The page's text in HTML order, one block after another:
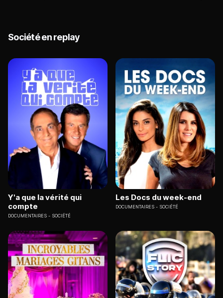
Société en replay
Y'a que la vérité qui
compte
DOCUMENTAIRES SOCIÉTÉ
Les Docs du week-end
DOCUMENTAIRES SOCIÉTÉ